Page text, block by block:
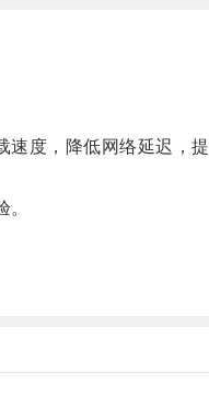
度，降低网络延迟，